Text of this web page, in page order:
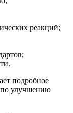
реакций;
подробное
по улучшению